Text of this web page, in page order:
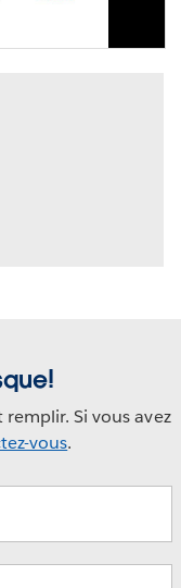
Si vous avez
vous.